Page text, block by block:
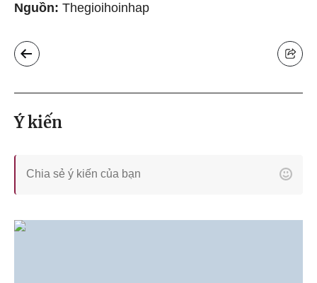
Nguồn: Thegioihoinhap
Ý kiến